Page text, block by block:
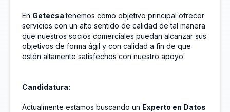
En Getecsatenemos como objetivo principal ofrecer
servicios con un alto sentido de calidad de tal manera
que nuestros socios comerciales puedan alcanzar sus
objetivos de forma ágil y con calidad a fin de que
estén altamente satisfechos con nuestro apoyo.
Candidatura:
Actualmente estamos buscando un Experto en Datos